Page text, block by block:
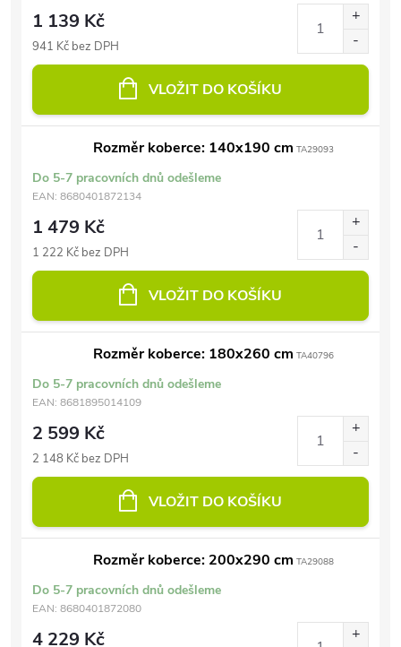
1 139 Kč
941 Kč bez DPH
VLOŽIT DO KOŠÍKU
Rozměr koberce: 140x190 cm TA29093
Do 5-7 pracovních dnů odešleme
EAN: 8680401872134
1 479 Kč
1 222 Kč bez DPH
VLOŽIT DO KOŠÍKU
Rozměr koberce: 180x260 cm TA40796
Do 5-7 pracovních dnů odešleme
EAN: 8681895014109
2 599 Kč
2 148 Kč bez DPH
VLOŽIT DO KOŠÍKU
Rozměr koberce: 200x290 cm TA29088
Do 5-7 pracovních dnů odešleme
EAN: 8680401872080
4 229 Kč